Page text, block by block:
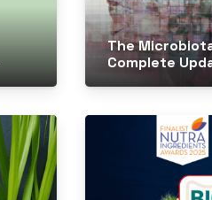
The
Complete